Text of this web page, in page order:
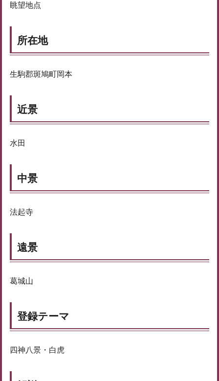
眺望地点
所在地
生駒郡斑鳩町岡本
近景
水田
中景
法起寺
遠景
葛城山
登録テーマ
四神八景・白虎